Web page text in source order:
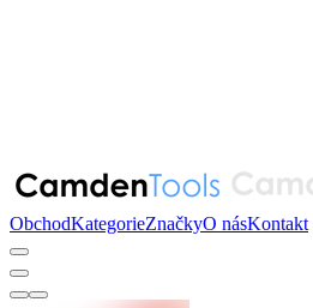
ObchodKategorieZnačkyO násKontakt